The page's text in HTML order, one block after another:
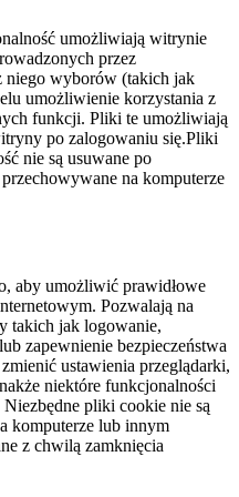
umożliwiają witrynie
przez
niego wyborów (takich jak
umożliwienie korzystania z
funkcji. Pliki te umożliwiają
po zalogowaniu się.Pliki
nie są usuwane po
na komputerze
aby umożliwić prawidłowe
Pozwalają na
takich jak logowanie,
zapewnienie bezpieczeństwa
ustawienia przeglądarki,
niektóre funkcjonalności
pliki cookie nie są
komputerze lub innym
z chwilą zamknięcia